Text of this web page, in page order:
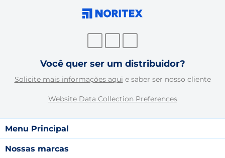
Você quer ser um distribuidor?
Solicite mais informações aqui e saber ser nosso cliente
Website Data Collection Preferences
Menu Principal
Nossas marcas